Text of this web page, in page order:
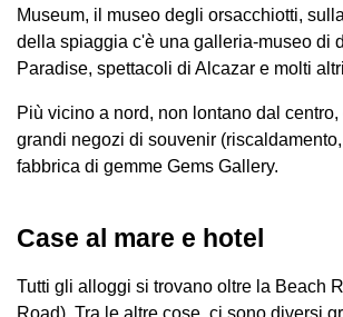
Museum, il museo degli orsacchiotti,
della spiaggia c'è una galleria-museo di
Paradise, spettacoli di Alcazar e molti
Più vicino a nord, non lontano dal
grandi negozi di souvenir
fabbrica di gemme Gems Gallery.
Case al mare e hotel
Tutti gli alloggi si trovano oltre la Beach
Road). Tra le altre cose, ci sono diversi